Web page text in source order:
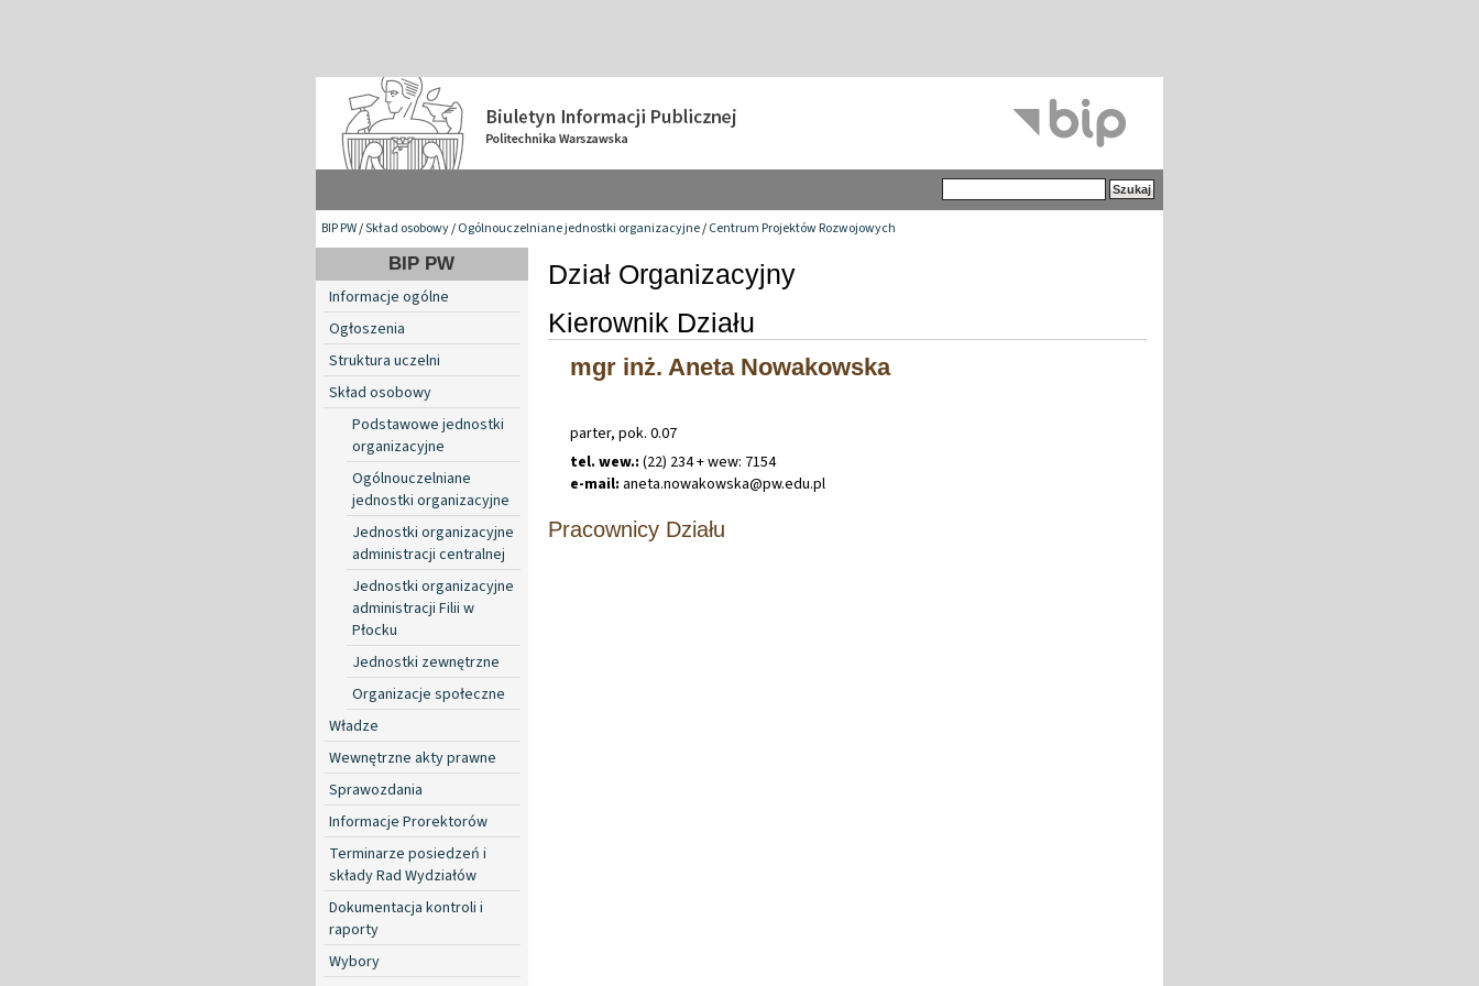
BIP PW/Skład osobowy/Ogólnouczelniane jednostki organizacyjne/Centrum Projektów Rozwojowych
BIP PW
Informacje ogólne
Ogłoszenia
Struktura uczelni
Skład osobowy
Podstawowe jednostki
organizacyjne
Ogólnouczelniane
jednostki organizacyjne
Jednostki organizacyjne
administracji centralnej
Jednostki organizacyjne
administracji Filii w
Płocku
Jednostki zewnętrzne
Organizacje społeczne
Władze
Wewnętrzne akty prawne
Sprawozdania
Informacje Prorektorów
Terminarze posiedzeń i
składy Rad Wydziałów
Dokumentacja kontroli i
raporty
Wybory
Dział Organizacyjny
Kierownik Działu
mgr inż. Aneta Nowakowska
parter, pok. 0.07
tel. wew.: (22) 234 + wew: 7154
e-mail: aneta.nowakowska@pw.edu.pl
Pracownicy Działu